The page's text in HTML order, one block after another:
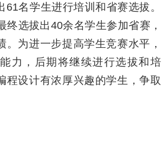
61名学生进行培训和省赛选拔。
终选拔出40余名学生参加省赛，
。为进一步提高学生竞赛水平，
力，后期将继续进行选拔和培
程设计有浓厚兴趣的学生，争取